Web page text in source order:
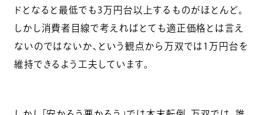
ドとなると最低でも3万円台以上するものがほとんど。
しかし消費者目線で考えればとても適正価格とは言え
ないのではないか、という観点から万双では1万円台を
維持できるよう工夫しています。